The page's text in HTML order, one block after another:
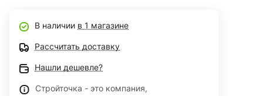
В наличии в 1 магазине
Рассчитать доставку
Нашли дешевле?
Стройточка - это компания,